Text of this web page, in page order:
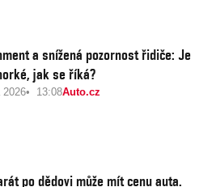
a snížená pozornost řidiče: Je
jak se říká?
2026 13:08Auto.cz
po dědovi může mít cenu auta.